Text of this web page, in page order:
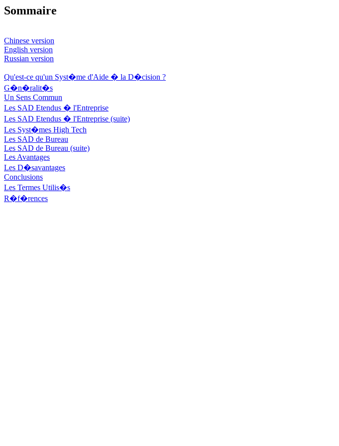
Sommaire
Chinese version
English version
Russian version
Qu'est-ce qu'un Syst�me d'Aide � la D�cision ?
G�n�ralit�s
Un Sens Commun
Les SAD Etendus � l'Entreprise
Les SAD Etendus � l'Entreprise (suite)
Les Syst�mes High Tech
Les SAD de Bureau
Les SAD de Bureau (suite)
Les Avantages
Les D�savantages
Conclusions
Les Termes Utilis�s
R�f�rences